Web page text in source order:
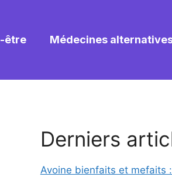
être Médecines
Derniers
Avoine bienfaits et mefaits